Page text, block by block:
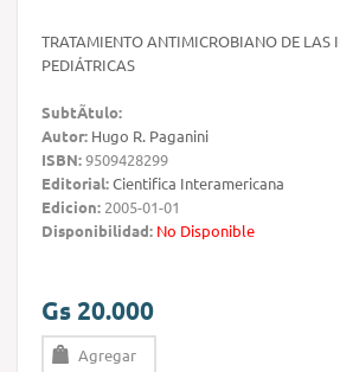
TRATAMIENTO ANTIMICROBIANO DE LAS
PEDIÁTRICAS
SubtÃ­tulo:
Autor: Hugo R. Paganini
ISBN:9509428299
Editorial:Cientifica Interamericana
Edicion: 2005-01-01
Disponibilidad: No Disponible
Gs 20.000
Agregar